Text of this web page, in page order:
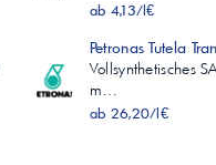
ab 4,13/l€
Petronas Tutela
Vollsynthetisches
m…
ab 26,20/l€